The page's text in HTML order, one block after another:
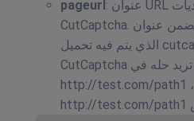
pageurl : عنوان URL في الصفحة مع تحديات
CutCaptcha. يجب أن يتضمن عنوان URL هذا المسار
الذي يتم فيه تحميل cutcaptcha. مثال: إذا كان
CutCaptcha الذي تريد حله في
http://test.com/path1 ، يجب أن يكون pageurl